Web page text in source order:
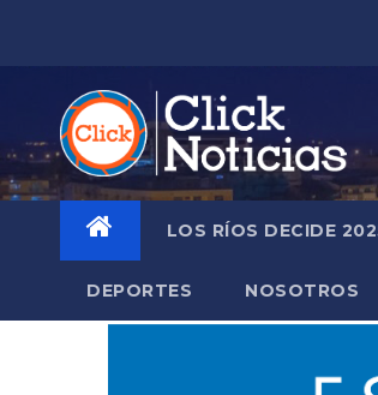
LOS RÍOS DECIDE
DEPORTES NOSOTROS